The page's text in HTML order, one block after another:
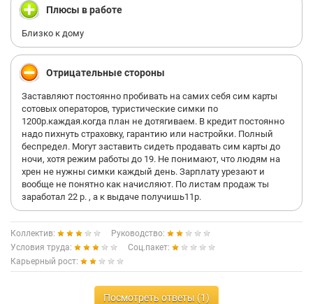
Плюсы в работе
Близко к дому
Отрицательные стороны
Заставляют постоянно пробивать на самих себя сим карты
сотовых операторов, туристические симки по
1200р.каждая.когда план не дотягиваем. В кредит постоянно
надо пихнуть страховку, гарантию или настройки. Полный
беспредел. Могут заставить сидеть продавать сим карты до
ночи, хотя режим работы до 19. Не понимают, что людям на
хрен не нужны симки каждый день. Зарплату урезают и
вообще не понятно как начисляют. По листам продаж ты
заработал 22 р. , а к выдаче получишь11р.
Коллектив:
Руководство:
Условия труда:
Соц.пакет:
Карьерный рост:
Посмотреть ответы (1)